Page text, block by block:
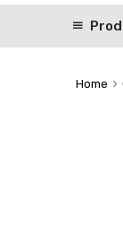
Home